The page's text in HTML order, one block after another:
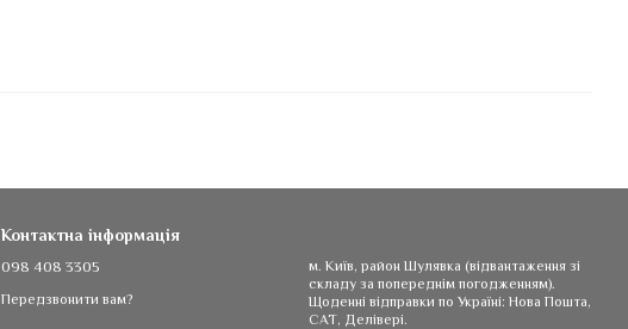
Контактна інформація
098 408 3305
Передзвонити вам?
м. Київ, район Шулявка (відвантаження зі
складу за попереднім погодженням).
Щоденні відправки по Україні: Нова Пошта,
САТ, Делівері.